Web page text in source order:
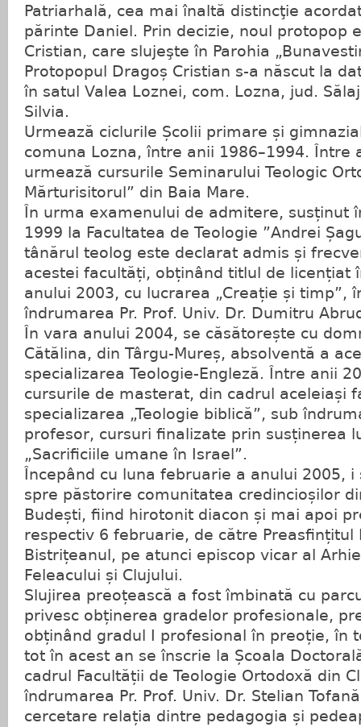
Patriarhală, cea mai înaltă distincţie
părinte Daniel. Prin decizie, noul protopop
Cristian, care slujeşte în Parohia
Protopopul Dragoș Cristian s-a născut la
în satul Valea Loznei, com. Lozna, jud.
Silvia.
Urmează ciclurile Școlii primare și
comuna Lozna, între anii 1986–1994. Între
urmează cursurile Seminarului Teologic
Mărturisitorul” din Baia Mare.
În urma examenului de admitere, susținut
1999 la Facultatea de Teologie ”Andrei
tânărul teolog este declarat admis și
acestei facultăți, obținând titlul de licențiat
anului 2003, cu lucrarea „Creație și timp”,
îndrumarea Pr. Prof. Univ. Dr. Dumitru
În vara anului 2004, se căsătorește cu
Cătălina, din Târgu-Mureș, absolventă a
specializarea Teologie-Engleză. Între anii
cursurile de masterat, din cadrul aceleiași
specializarea „Teologie biblică”, sub
profesor, cursuri finalizate prin susținerea
„Sacrificiile umane în Israel”.
Începând cu luna februarie a anului 2005,
spre păstorire comunitatea credincioșilor
Budești, fiind hirotonit diacon și mai apoi
respectiv 6 februarie, de către Preasfințitul
Bistrițeanul, pe atunci episcop vicar al
Feleacului și Clujului.
Slujirea preoțească a fost îmbinată cu
privesc obținerea gradelor profesionale,
obținând gradul I profesional în preoție, în
tot în acest an se înscrie la Școala
cadrul Facultății de Teologie Ortodoxă din
îndrumarea Pr. Prof. Univ. Dr. Stelian
cercetare relația dintre pedagogia și